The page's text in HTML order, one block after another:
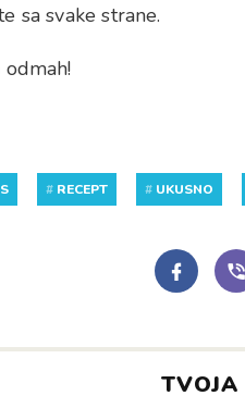
sa svake strane.
# RECEPT # UKUSNO
TVOJA